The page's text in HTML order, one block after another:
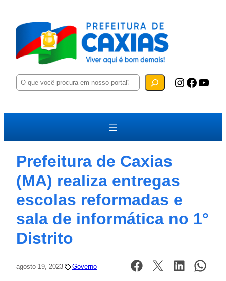
P
e
u
a
Instagram Facebook YouTube
Prefeitura de Caxias
(MA) realiza entregas
escolas reformadas e
sala de informática no 1°
Distrito
agosto 19, 2023 Governo